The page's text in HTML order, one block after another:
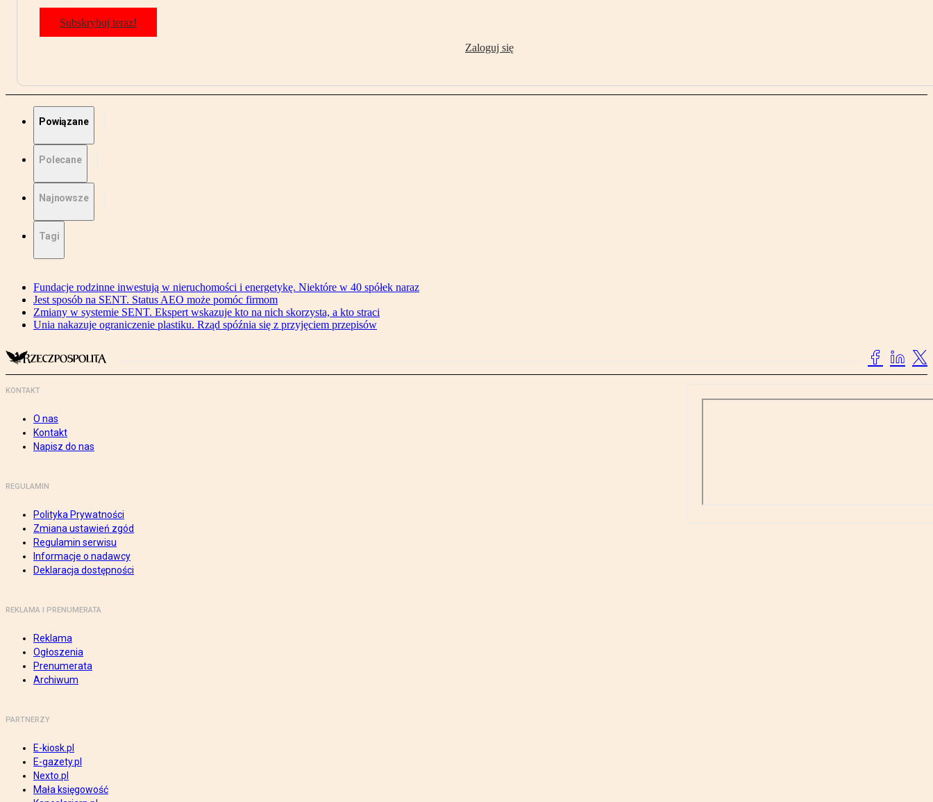
Subskrybuj teraz!
Zaloguj się
Powiązane
Polecane
Najnowsze
Tagi
Fundacje rodzinne inwestują w nieruchomości i energetykę. Niektóre w 40 spółek naraz
Jest sposób na SENT. Status AEO może pomóc firmom
Zmiany w systemie SENT. Ekspert wskazuje kto na nich skorzysta, a kto straci
Unia nakazuje ograniczenie plastiku. Rząd spóźnia się z przyjęciem przepisów
KONTAKT
O nas
Kontakt
Napisz do nas
REGULAMIN
Polityka Prywatności
Zmiana ustawień zgód
Regulamin serwisu
Informacje o nadawcy
Deklaracja dostępności
REKLAMA I PRENUMERATA
Reklama
Ogłoszenia
Prenumerata
Archiwum
PARTNERZY
E-kiosk.pl
E-gazety.pl
Nexto.pl
Mała księgowość